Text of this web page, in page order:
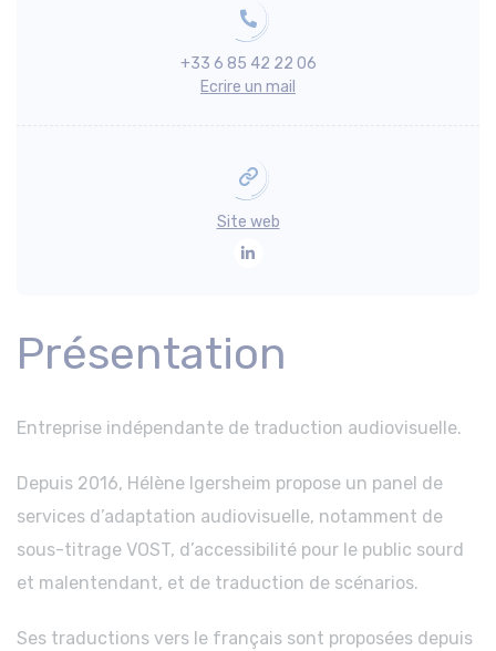
+33 6 85 42 22 06
Ecrire un mail
Site web
Présentation
Entreprise indépendante de traduction audiovisuelle.
Depuis 2016, Hélène Igersheim propose un panel de
services d’adaptation audiovisuelle, notamment de
sous-titrage VOST, d’accessibilité pour le public sourd
et malentendant, et de traduction de scénarios.
Ses traductions vers le français sont proposées depuis